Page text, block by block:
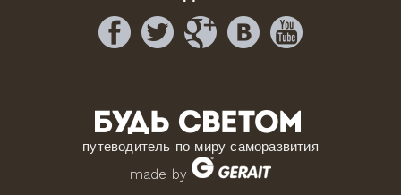
путеводитель по миру саморазвития
made by